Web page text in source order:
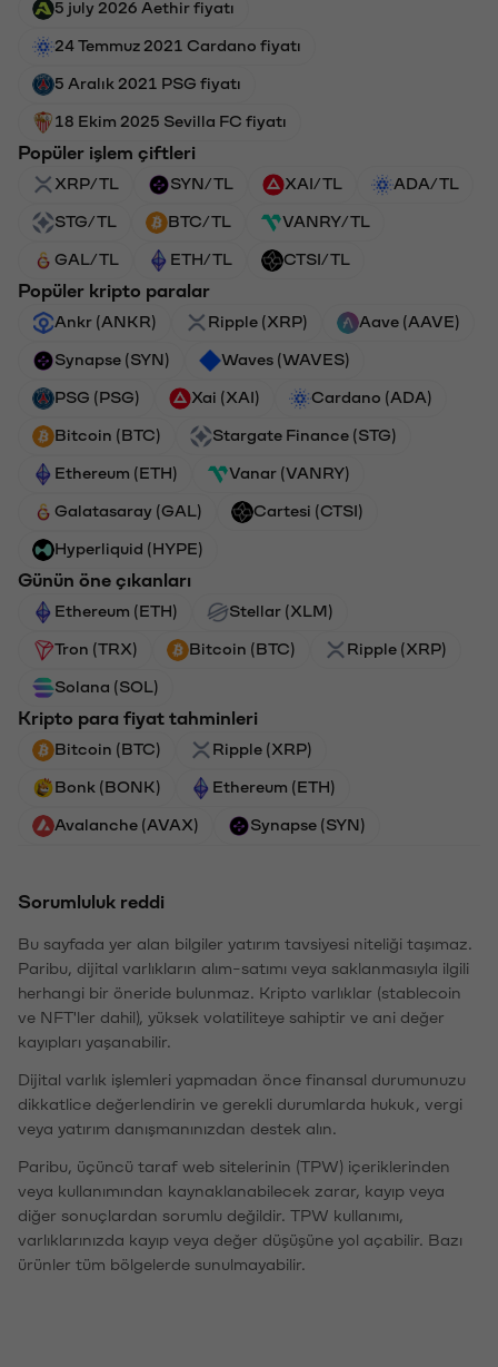
5 july 2026 Aethir fiyatı
24 Temmuz 2021 Cardano fiyatı
5 Aralık 2021 PSG fiyatı
18 Ekim 2025 Sevilla FC fiyatı
Popüler işlem çiftleri
XRP/TL SYN/TL XAI/TL ADA/TL
STG/TL BTC/TL VANRY/TL
GAL/TL ETH/TL CTSI/TL
Popüler kripto paralar
Ankr (ANKR) Ripple (XRP) Aave (AAVE)
Synapse (SYN) Waves (WAVES)
PSG (PSG) Xai (XAI) Cardano (ADA)
Bitcoin (BTC) Stargate Finance (STG)
Ethereum (ETH) Vanar (VANRY)
Galatasaray (GAL) Cartesi (CTSI)
Hyperliquid (HYPE)
Günün öne çıkanları
Ethereum (ETH) Stellar (XLM)
Tron (TRX) Bitcoin (BTC) Ripple (XRP)
Solana (SOL)
Kripto para fiyat tahminleri
Bitcoin (BTC) Ripple (XRP)
Bonk (BONK) Ethereum (ETH)
Avalanche (AVAX) Synapse (SYN)
Sorumluluk reddi
Bu sayfada yer alan bilgiler yatırım tavsiyesi niteliği taşımaz.
Paribu, dijital varlıkların alım-satımı veya saklanmasıyla ilgili
herhangi bir öneride bulunmaz. Kripto varlıklar (stablecoin
ve NFT'ler dahil), yüksek volatiliteye sahiptir ve ani değer
kayıpları yaşanabilir.
Dijital varlık işlemleri yapmadan önce finansal durumunuzu
dikkatlice değerlendirin ve gerekli durumlarda hukuk, vergi
veya yatırım danışmanınızdan destek alın.
Paribu, üçüncü taraf web sitelerinin (TPW) içeriklerinden
veya kullanımından kaynaklanabilecek zarar, kayıp veya
diğer sonuçlardan sorumlu değildir. TPW kullanımı,
varlıklarınızda kayıp veya değer düşüşüne yol açabilir. Bazı
ürünler tüm bölgelerde sunulmayabilir.